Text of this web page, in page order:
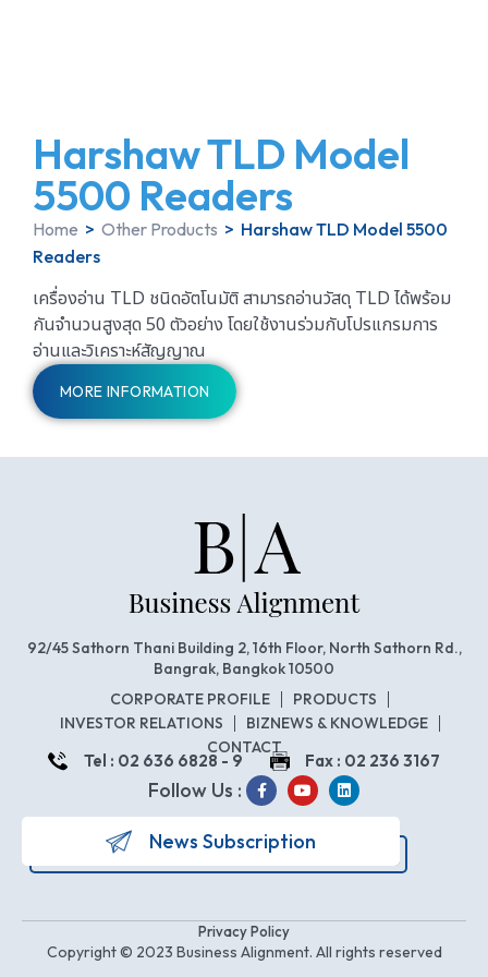
Harshaw TLD Model
5500 Readers
Home > Other Products > Harshaw TLD Model 5500
Readers
เครื่องอ่าน TLD ชนิดอัตโนมัติ สามารถอ่านวัสดุ TLD ได้พร้อม
กันจำนวนสูงสุด 50 ตัวอย่าง โดยใช้งานร่วมกับโปรแกรมการ
อ่านและวิเคราะห์สัญญาณ
MORE INFORMATION
92/45 Sathorn Thani Building 2, 16th Floor, North Sathorn Rd.,
Bangrak, Bangkok 10500
CORPORATE PROFILE
PRODUCTS
INVESTOR RELATIONS
BIZNEWS & KNOWLEDGE
CONTACT
Tel : 02 636 6828 - 9 Fax : 02 236 3167
Follow Us :
News Subscription
Privacy Policy
Copyright © 2023 Business Alignment. All rights reserved